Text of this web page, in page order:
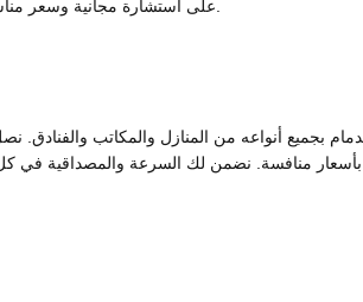
بجميع أنواعه من المنازل والمكاتب والفنادق.
بأسعار منافسة. نضمن لك السرعة والمصداقية في